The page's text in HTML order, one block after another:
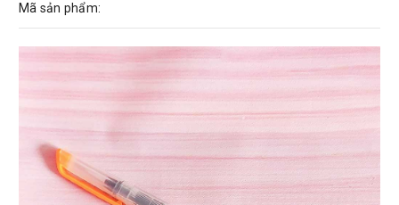
Mã sản phẩm: